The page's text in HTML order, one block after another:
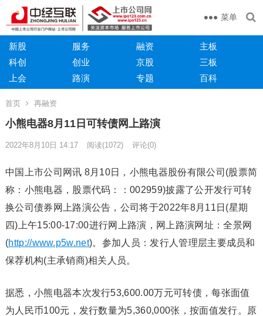
菜单
新股 服务 融资
主板
科创
创业 京股
三板
上会
路演 专题 百科
首页 再融资
小熊电器8月11日可转债网上路演
2022年8月10日 14:17 阅读(1072) 评论(0)
中国上市公司网讯 8月10日，小熊电器股份有限公司(股票简
称：小熊电器，股票代码：：002959)披露了公开发行可转
换公司债券网上路演公告，公司将于2022年8月11日(星期
四)上午15:00-17:00进行网上路演，网上路演网址：全景网
(http://www.p5w.net)。参加人员：发行人管理层主要成员和
保荐机构(主承销商)相关人员。
据悉，小熊电器本次发行53,600.00万元可转债，每张面值
为人民币100元，发行数量为5,360,000张，按面值发行。原